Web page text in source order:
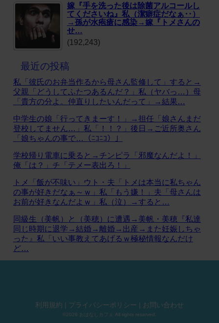
嫁『手を洗った後は除菌アルコールし
てくださいね』私（潔癖症だなぁ‥）
→孫が水疱瘡に感染→嫁『トメさんの
せ…
(192,243)
最近の投稿
私「彼氏のお弁当作るから母さん監修して」すると→
父親「どうしてふたつあるんだ？」私（ヤバっ…）母
「貴方の分よ。仲直りしたいんだって」→結果…
中学生の娘「行ってきまーす！」→担任「娘さんまだ
登校してません…」私「！！？」後日→ご近所奥さん
「娘ちゃんの事で…（ﾆｺﾆｺ）」
学校帰り電車に乗ると→チンピラ「邪魔なんだよ！」
俺「は？」チ「テメー表出ろ！」
トメ「飯が不味い」ウト・夫「トメは本当に私ちゃん
の事が好きだなぁ～ｗ」私「もう嫌！」夫「母さんは
お前が好きなんだよｗ」私（泣）→すると…
同級生（美帆）と（美穂）に遭遇→美帆・美穂『私達
同じ時期に退学→結婚→離婚→出産→また妊娠しちゃ
った』私「いい事教えてあげるｗ極秘情報なんだけ
ど…
利用規約 プライバシーポリシー お問い合わせ
©2026 おはなしカフェ All rights reserved.